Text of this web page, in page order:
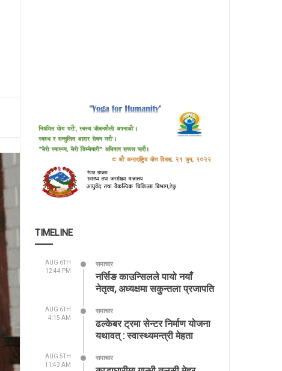
TIMELINE
AUG 6TH
12:44 PM
समाचार
नर्सिङ काउन्सिलले पायो नयाँ
नेतृत्व, अध्यक्षमा सकुन्तला प्रजापति
AUG 6TH
4:15 AM
समाचार
ढल्केबर ट्रमा सेन्टर निर्माण योजना
यथावत् : स्वास्थ्यमन्त्री मेहता
AUG 5TH
11:43 AM
समाचार